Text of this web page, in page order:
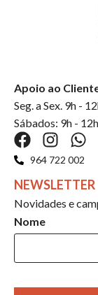
Apoio ao
Seg. a Sex. 9h -
Sábados: 9h -
964 722 002
NEWSLETTER
Novidades e
Nome